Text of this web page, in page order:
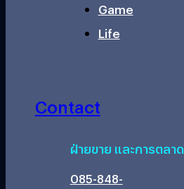
Game
Life
Contact
ฝ่ายขาย และการตลาด
085-848-